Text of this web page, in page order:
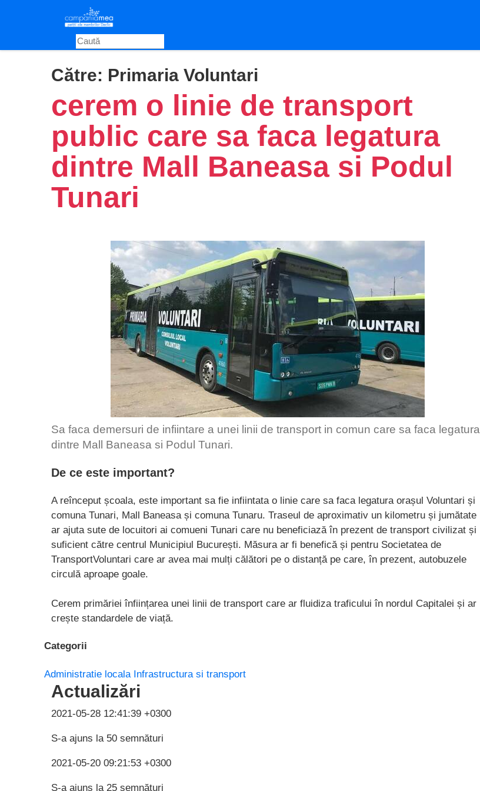
content
Către: Primaria Voluntari
cerem o linie de transport
public care sa faca legatura
dintre Mall Baneasa si Podul
Tunari
Sa faca demersuri de infiintare a unei linii de transport in comun care sa faca legatura
dintre Mall Baneasa si Podul Tunari.
De ce este important?
A reînceput școala, este important sa fie infiintata o linie care sa faca legatura orașul Voluntari și
comuna Tunari, Mall Baneasa și comuna Tunaru. Traseul de aproximativ un kilometru și jumătate
ar ajuta sute de locuitori ai comueni Tunari care nu beneficiază în prezent de transport civilizat și
suficient către centrul Municipiul București. Măsura ar fi benefică și pentru Societatea de
TransportVoluntari care ar avea mai mulți călători pe o distanță pe care, în prezent, autobuzele
circulă aproape goale.
Cerem primăriei înființarea unei linii de transport care ar fluidiza traficului în nordul Capitalei și ar
crește standardele de viață.
Categorii
Administratie locala Infrastructura si transport
Actualizări
2021-05-28 12:41:39 +0300
S-a ajuns la 50 semnături
2021-05-20 09:21:53 +0300
S-a ajuns la 25 semnături